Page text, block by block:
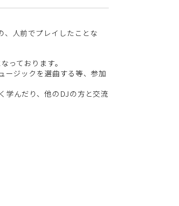
、人前でプレイしたことな
っております。
ージックを選曲する等、参加
学んだり、他のDJの方と交流